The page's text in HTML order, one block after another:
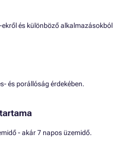
ekről és különböző alkalmazásokból
és porállóság érdekében.
- akár 7 napos üzemidő.